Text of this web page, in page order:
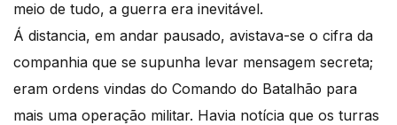
meio de tudo, a guerra era inevitável.
Á distancia, em andar pausado, avistava-se o cifra da
companhia que se supunha levar mensagem secreta;
eram ordens vindas do Comando do Batalhão para
mais uma operação militar. Havia notícia que os turras